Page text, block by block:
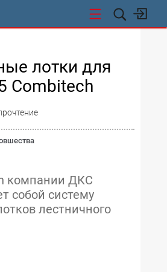
лотки для
Combitech
компании ДКС
собой систему
лестничного